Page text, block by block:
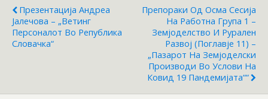
Презентација Андреа
Јалечова – „Ветинг
Персоналот Во Република
Словачка“
Препораки Од Осма Сесија
На Работна Група 1 –
Земјоделство И Рурален
Развој (Поглавје 11) –
„Пазарот На Земјоделски
Производи Во Услови На
Ковид 19 Пандемијата““